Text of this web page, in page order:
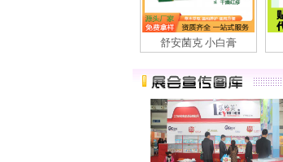
舒安菌克 小白膏